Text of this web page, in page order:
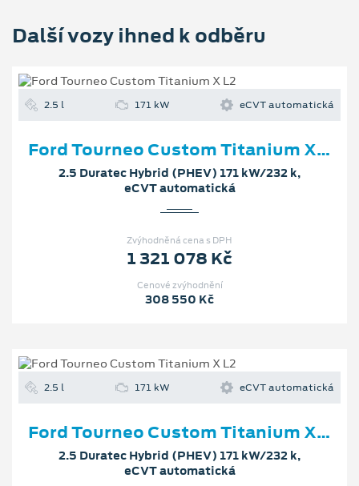
Další vozy ihned k odběru
2.5 l 171 kW eCVT automatická
Ford Tourneo Custom Titanium X L2
2.5 Duratec Hybrid (PHEV) 171 kW/232 k,
eCVT automatická
Zvýhodněná cena s DPH
1 321 078 Kč
Cenové zvýhodnění
308 550 Kč
2.5 l 171 kW eCVT automatická
Ford Tourneo Custom Titanium X L2
2.5 Duratec Hybrid (PHEV) 171 kW/232 k,
eCVT automatická